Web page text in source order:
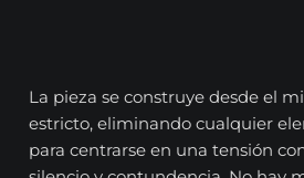
La pieza se construye desde el
estricto, eliminando cualquier
para centrarse en una tensión